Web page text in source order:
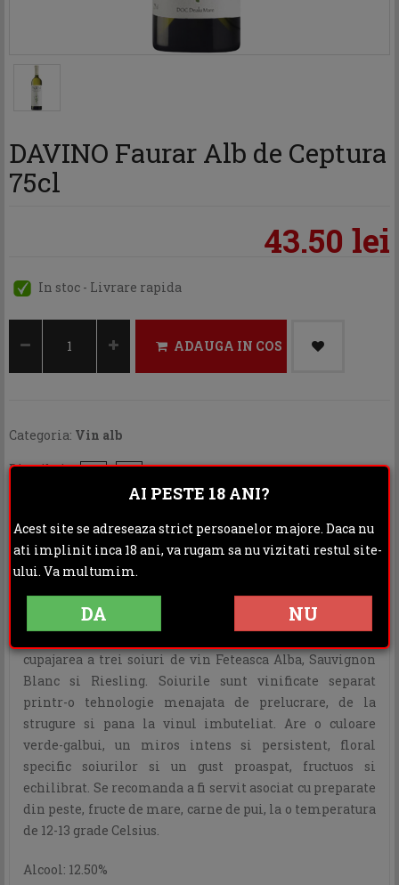
DAVINO Faurar Alb de Ceptura
75cl
43.50 lei
In stoc - Livrare rapida
ADAUGA IN COS
Categoria: Vin alb
Distribuie:
DESCRIERE INFORMATII ADITIONALE
OPINII (0)
cupajarea a trei soiuri de vin Feteasca Alba, Sauvignon
Blanc si Riesling. Soiurile sunt vinificate separat
printr-o tehnologie menajata de prelucrare, de la
strugure si pana la vinul imbuteliat. Are o culoare
verde-galbui, un miros intens si persistent, floral
specific soiurilor si un gust proaspat, fructuos si
echilibrat. Se recomanda a fi servit asociat cu preparate
din peste, fructe de mare, carne de pui, la o temperatura
de 12-13 grade Celsius.
Alcool: 12.50%
AI PESTE 18 ANI?
Acest site se adreseaza strict persoanelor majore. Daca nu
ati implinit inca 18 ani, va rugam sa nu vizitati restul site-
ului. Va multumim.
DA NU